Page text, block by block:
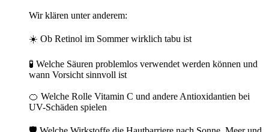
Wir klären unter anderem:
☀️ Ob Retinol im Sommer wirklich tabu ist
🧪 Welche Säuren problemlos verwendet werden können und
wann Vorsicht sinnvoll ist
🍊 Welche Rolle Vitamin C und andere Antioxidantien bei
UV-Schäden spielen